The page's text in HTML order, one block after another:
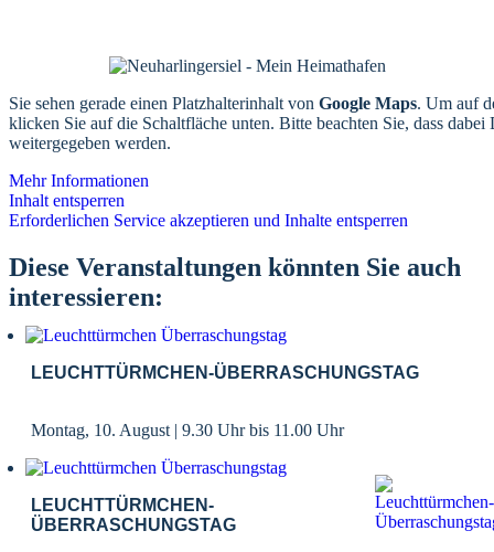
Sie sehen gerade einen Platzhalterinhalt von Google Maps. Um auf
klicken Sie auf die Schaltfläche unten. Bitte beachten Sie, dass dabei
weitergegeben werden.
Mehr Informationen
Inhalt entsperren
Erforderlichen Service akzeptieren und Inhalte entsperren
Diese Veranstaltungen könnten Sie auch
interessieren:
LEUCHTTÜRMCHEN-ÜBERRASCHUNGSTAG
Montag, 10. August | 9.30 Uhrbis 11.00 Uhr
LEUCHTTÜRMCHEN-
ÜBERRASCHUNGSTAG